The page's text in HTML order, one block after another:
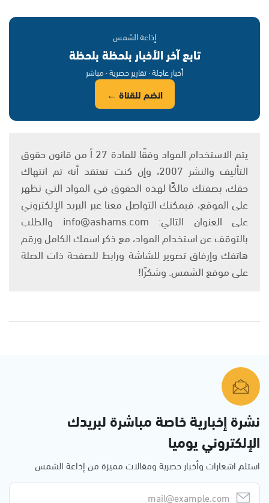
إذاعة الشمس
تابع آخر الأخبار بلحظة بلحظة
أخبار عاجلة · تقارير حصرية · مباشر
انضم للقناة ←
يتم الاستخدام المواد وفقًا للمادة 27 أ من قانون حقوق
التأليف والنشر 2007، وإن كنت تعتقد أنه تم انتهاك
حقك، بصفتك مالكًا لهذه الحقوق في المواد التي تظهر
على الموقع، فيمكنك التواصل معنا عبر البريد الإلكتروني
على العنوان التالي: info@ashams.com والطلب
بالتوقف عن استخدام المواد، مع ذكر اسمك الكامل ورقم
هاتفك وإرفاق تصوير للشاشة ورابط للصفحة ذات الصلة
على موقع الشمس. وشكرًا!
نشرة إخبارية خاصة مباشرة لبريدك
الإلكتروني يوميا
استلم اشعارات وأخبار حصرية ومقالات مميزة من إذاعة الشمس